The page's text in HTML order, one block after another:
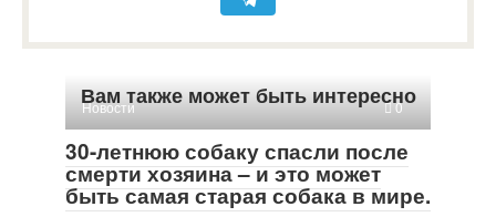
Вам также может быть интересно
Новости 0
30-летнюю собаку спасли после
смерти хозяина – и это может
быть самая старая собака в мире.